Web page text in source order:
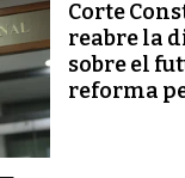
Corte
reabre la
sobre el
reforma